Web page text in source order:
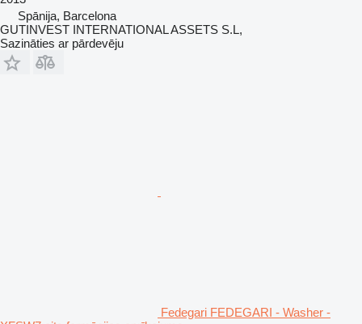
Spānija, Barcelona
GUTINVEST INTERNATIONAL ASSETS S.L,
Sazināties ar pārdevēju
Fedegari FEDEGARI - Washer -